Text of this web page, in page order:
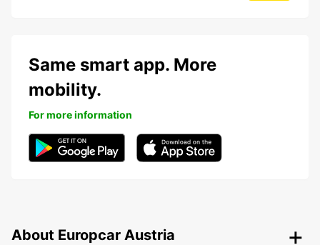
Same smart app. More
mobility.
For more information
About Europcar Austria